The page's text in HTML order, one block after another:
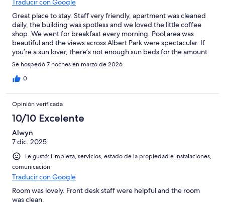
Great place to stay. Staff very friendly, apartment was cleaned
daily, the building was spotless and we loved the little coffee
shop. We went for breakfast every morning. Pool area was
beautiful and the views across Albert Park were spectacular. If
you’re a sun lover, there’s not enough sun beds for the amount
of people staying. We didn’t let it bother us though. Had a great
Se hospedó 7 noches en marzo de 2026
0
Opinión verificada
10/10 Excelente
Alwyn
7 dic. 2025
Le gustó: Limpieza, servicios, estado de la propiedad e instalaciones,
comunicación
Traducir con Google
Room was lovely. Front desk staff were helpful and the room
was clean.